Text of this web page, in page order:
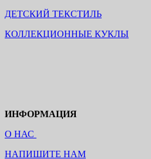
ДЕТСКИЙ ТЕКСТИЛЬ
КОЛЛЕКЦИОННЫЕ КУКЛЫ
ИНФОРМАЦИЯ
О НАС
НАПИШИТЕ НАМ